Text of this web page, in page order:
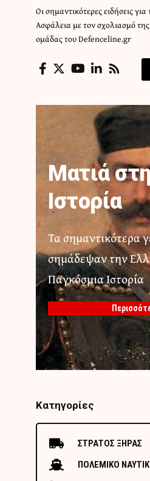
Οι σημαντικότερες ειδήσεις
Ασφάλεια με τον σχολιασμό
ομάδας του Defenceline.gr
Ματιά
Ιστορία
Τα σημαντικότερα
σημάδεψαν την
Παγκόσμια Ιστορία
Κατηγορίες
ΣΤΡΑΤΟΣ ΞΗΡΑΣ
ΠΟΛΕΜΙΚΟ